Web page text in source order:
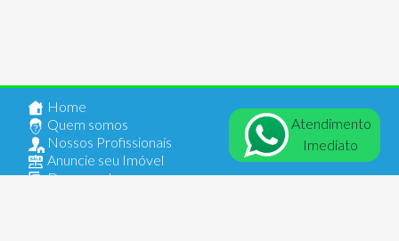
Home
Quem somos
Nossos Profissionais
Anuncie seu Imóvel
Documentos
Atendimento
Imediato